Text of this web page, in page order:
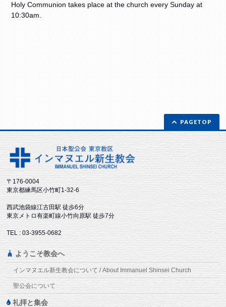
Holy Communion takes place at the church every Sunday at
10:30am.
PAGETOP
〒176-0004
東京都練馬区小竹町1-32-6
西武池袋線江古田駅 徒歩6分
東京メトロ有楽町線小竹向原駅 徒歩7分
TEL : 03-3955-0682
ようこそ教会へ
インマヌエル新生教会について / About Immanuel Shinsei Church
聖公会について
礼拝と集会